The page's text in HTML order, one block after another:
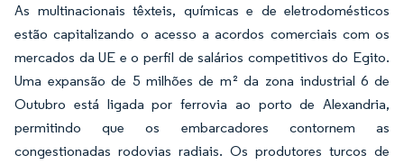
As multinacionais têxteis, químicas e de eletrodomésticos
estão capitalizando o acesso a acordos comerciais com os
mercados da UE e o perfil de salários competitivos do Egito.
Uma expansão de 5 milhões de m² da zona industrial 6 de
Outubro está ligada por ferrovia ao porto de Alexandria,
permitindo que os embarcadores contornem as
congestionadas rodovias radiais. Os produtores turcos de